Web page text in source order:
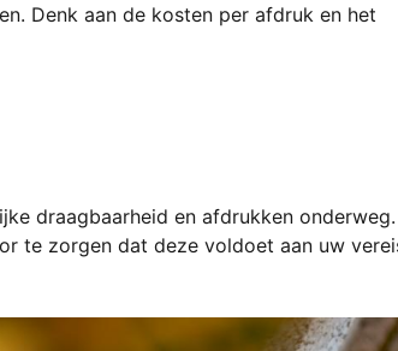
Denk aan de kosten per afdruk en het
draagbaarheid en afdrukken onderweg.
te zorgen dat deze voldoet aan uw